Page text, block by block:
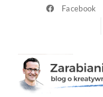
Facebook